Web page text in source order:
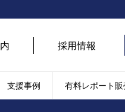
採用情報
支援事例 有料レポート販